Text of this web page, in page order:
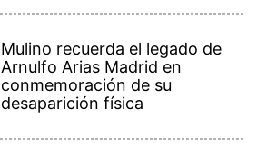
Mulino recuerda el legado de
Arnulfo Arias Madrid en
conmemoración de su
desaparición física